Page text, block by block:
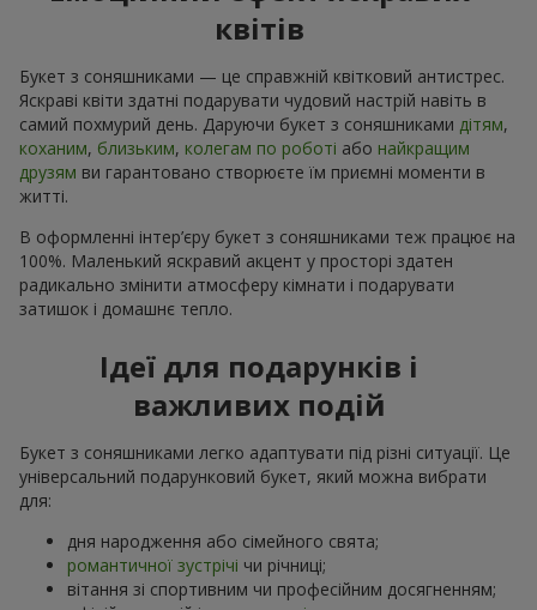
квітів
Букет з соняшниками — це справжній квітковий антистрес.
Яскраві квіти здатні подарувати чудовий настрій навіть в
самий похмурий день. Даруючи букет з соняшниками дітям,
коханим, близьким, колегам по роботі або найкращим
друзям ви гарантовано створюєте їм приємні моменти в
житті.
В оформленні інтер’єру букет з соняшниками теж працює на
100%. Маленький яскравий акцент у просторі здатен
радикально змінити атмосферу кімнати і подарувати
затишок і домашнє тепло.
Ідеї для подарунків і
важливих подій
Букет з соняшниками легко адаптувати під різні ситуації. Це
універсальний подарунковий букет, який можна вибрати
для:
дня народження або сімейного свята;
романтичної зустрічі чи річниці;
вітання зі спортивним чи професійним досягненням;